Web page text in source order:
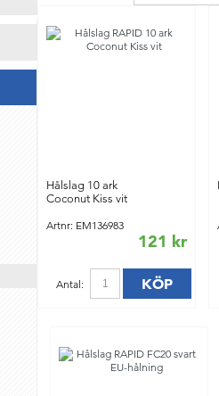
Hålslag 10 ark
Coconut Kiss vit
Artnr: EM136983
121 kr
Antal: KÖP